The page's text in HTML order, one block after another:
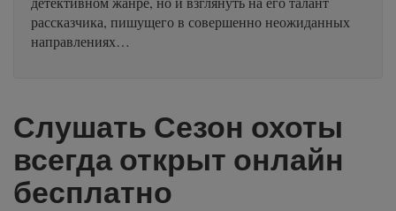
рассказчика, пишущего в совершенно неожиданных
направлениях…
Слушать Сезон охоты
всегда открыт онлайн
бесплатно